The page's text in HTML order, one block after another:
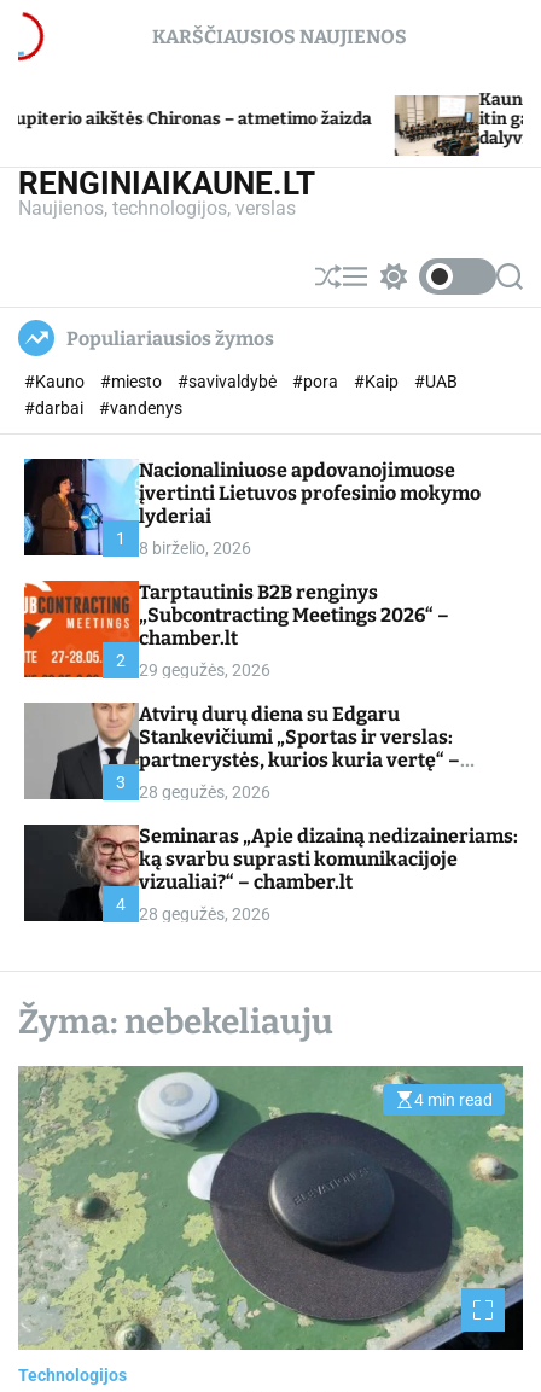
c
n
KARŠČIAUSIOS NAUJIENOS
aikštės Chironas – atmetimo žaizda
Kauno
itin gabių
dalyvių
RENGINIAIKAUNE.LT
Naujienos, technologijos, verslas
S
h
e
M
e w
h
o
r
S
e
Populiariausios žymos
#Kauno #miesto #savivaldybė #pora #Kaip
#UAB
#darbai
#vandenys
1
Nacionaliniuose apdovanojimuose
įvertinti Lietuvos profesinio mokymo
lyderiai
8 birželio, 2026
2
Tarptautinis B2B renginys
„Subcontracting Meetings 2026“ –
chamber.lt
29 gegužės, 2026
3
Atvirų durų diena su Edgaru
Stankevičiumi „Sportas ir verslas:
partnerystės, kurios kuria vertę“ –
chamber.lt
28 gegužės, 2026
4
Seminaras „Apie dizainą nedizaineriams:
ką svarbu suprasti komunikacijoje
vizualiai?“ – chamber.lt
28 gegužės, 2026
Žyma: nebekeliauju
E
m
a
d
r
e
a
d
t
i
4 min read
Technologijos